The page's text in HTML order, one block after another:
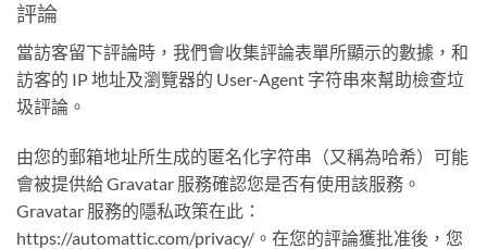
評論
當訪客留下評論時，我們會收集評論表單所顯示的數據，和
訪客的 IP 地址及瀏覽器的 User-Agent 字符串來幫助檢查垃
圾評論。
由您的郵箱地址所生成的匿名化字符串（又稱為哈希）可能
會被提供給 Gravatar 服務確認您是否有使用該服務。
Gravatar 服務的隱私政策在此：
https://automattic.com/privacy/。在您的評論獲批准後，您